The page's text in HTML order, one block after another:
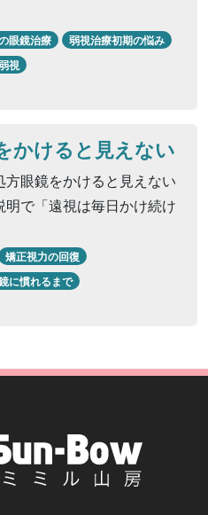
眼鏡治療
弱視治療初期の悩み
視
かけると見えない
方眼鏡をかけると見えない
で「遠視は毎日かけ続け
矯正視力の回復
に慣れるまで